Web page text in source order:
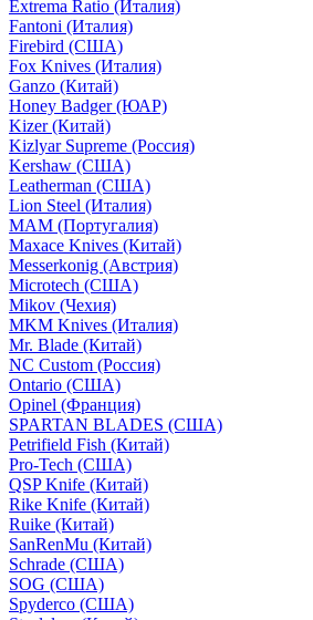
Extrema Ratio (Италия)
Fantoni (Италия)
Firebird (США)
Fox Knives (Италия)
Ganzo (Китай)
Honey Badger (ЮАР)
Kizer (Китай)
Kizlyar Supreme (Россия)
Kershaw (США)
Leatherman (США)
Lion Steel (Италия)
MAM (Португалия)
Maxace Knives (Китай)
Messerkonig (Австрия)
Microtech (США)
Mikov (Чехия)
MKM Knives (Италия)
Mr. Blade (Китай)
NC Custom (Россия)
Ontario (США)
Opinel (Франция)
SPARTAN BLADES (США)
Petrifield Fish (Китай)
Pro-Tech (США)
QSP Knife (Китай)
Rike Knife (Китай)
Ruike (Китай)
SanRenMu (Китай)
Schrade (США)
SOG (США)
Spyderco (США)